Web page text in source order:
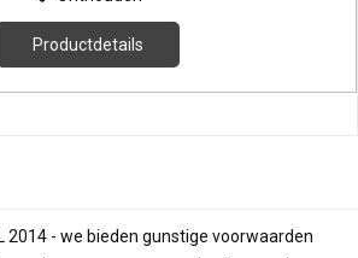
Productdetails
2014 - we bieden gunstige voorwaarden